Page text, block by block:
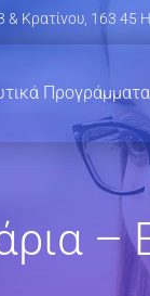
& Κρατίνου, 163 45
Προγράμματα
–